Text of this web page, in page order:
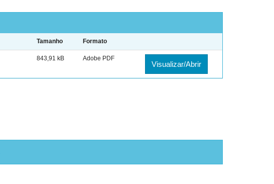
Tamanho Formato
843,91 kB Adobe PDF
Visualizar/Abrir